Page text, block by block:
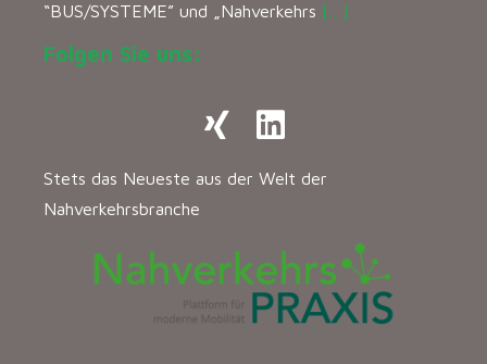
“BUS/SYSTEME” und „Nahverkehrs […]
Folgen Sie uns:
Stets das Neueste aus der Welt der
Nahverkehrsbranche